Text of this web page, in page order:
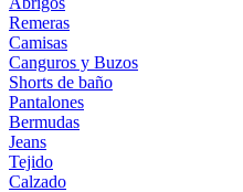
Remeras
Camisas
Canguros y Buzos
Shorts de baño
Pantalones
Bermudas
Jeans
Tejido
Calzado